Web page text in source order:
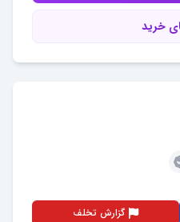
خرید
گزارش تخلف